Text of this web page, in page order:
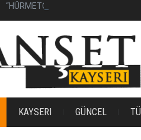
“HÜRMETÇİ SOFRASI YENİLENEN
KAYSERI GÜNCEL